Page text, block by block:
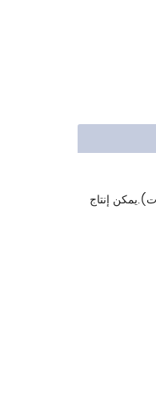
خط الإنتاج هذا من الخلاط، الطارد، ناقل 3 طبقات، آلة التشكيل (6 مجموعات)، آلة الطلاء (6 مجموعات).يمكن إنتاج